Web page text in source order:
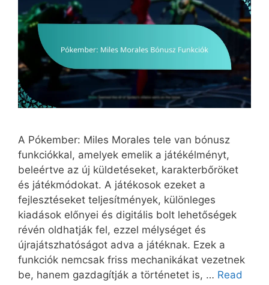
A Pókember: Miles Morales tele van bónusz
funkciókkal, amelyek emelik a játékélményt,
beleértve az új küldetéseket, karakterbőröket
és játékmódokat. A játékosok ezeket a
fejlesztéseket teljesítmények, különleges
kiadások előnyei és digitális bolt lehetőségek
révén oldhatják fel, ezzel mélységet és
újrajátszhatóságot adva a játéknak. Ezek a
funkciók nemcsak friss mechanikákat vezetnek
be, hanem gazdagítják a történetet is, … Read